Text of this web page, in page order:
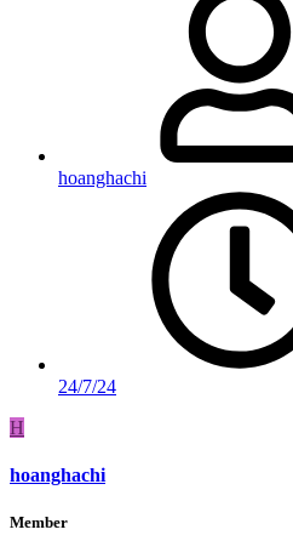
hoanghachi
24/7/24
H
hoanghachi
Member